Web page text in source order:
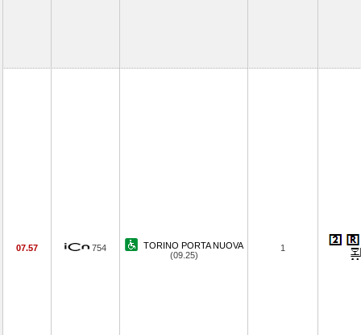
07.57 754
TORINO PORTA NUOVA
(09.25)
1